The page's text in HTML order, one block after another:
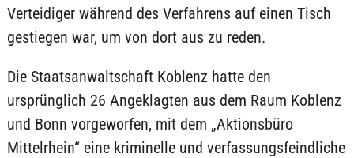
Verteidiger während des Verfahrens auf einen Tisch
gestiegen war, um von dort aus zu reden.
Die Staatsanwaltschaft Koblenz hatte den
ursprünglich 26 Angeklagten aus dem Raum Koblenz
und Bonn vorgeworfen, mit dem „Aktionsbüro
Mittelrhein“ eine kriminelle und verfassungsfeindliche